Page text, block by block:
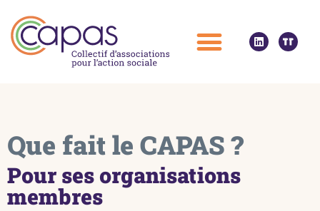
Que fait le CAPAS ?
Pour ses organisations
membres